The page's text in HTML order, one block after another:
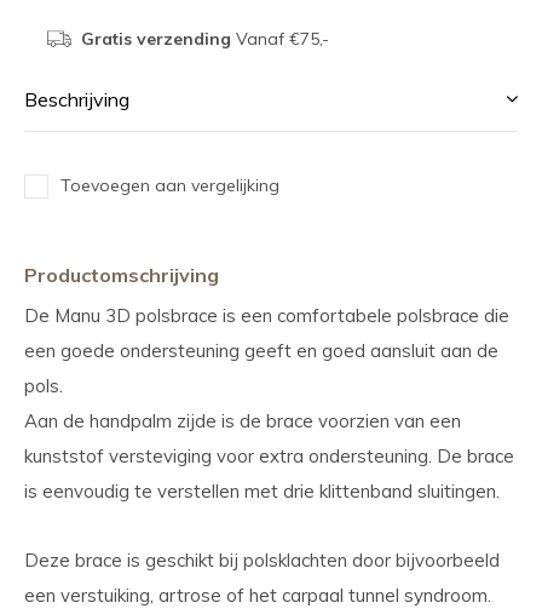
Gratis verzending Vanaf €75,-
Beschrijving
Toevoegen aan vergelijking
Productomschrijving
De Manu 3D polsbrace is een comfortabele polsbrace die
een goede ondersteuning geeft en goed aansluit aan de
pols.
Aan de handpalm zijde is de brace voorzien van een
kunststof versteviging voor extra ondersteuning. De brace
is eenvoudig te verstellen met drie klittenband sluitingen.
Deze brace is geschikt bij polsklachten door bijvoorbeeld
een verstuiking, artrose of het carpaal tunnel syndroom.